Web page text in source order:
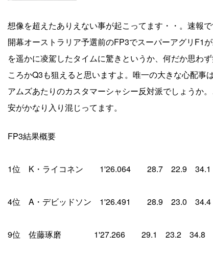
想像を超えたありえない事が起こってます・・。速報で
開幕オーストラリア予選前のFP3でスーパーアグリF1
を遥かに凌駕したタイムに驚きというか、何だか思わ
ころかQ3も狙えると思いますよ。唯一の大きな心配事
アムズあたりのカスタマーシャシー反対派でしょうか
安がかなり入り混じってます。
FP3結果概要
1位 K・ライコネン 1'26.064 28.7 22.9
4位 A・デビッドソン 1'26.491 28.9 23.0
9位 佐藤琢磨 1'27.266 29.1 23.2 34.8